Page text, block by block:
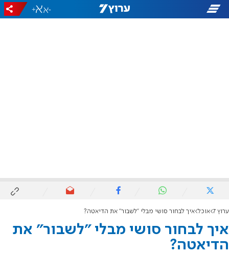
-
+
ערוץ 7 אוכל איך לבחור סושי מבלי "לשבור" את הדיאטה?
איך לבחור סושי מבלי "לשבור" את
הדיאטה?